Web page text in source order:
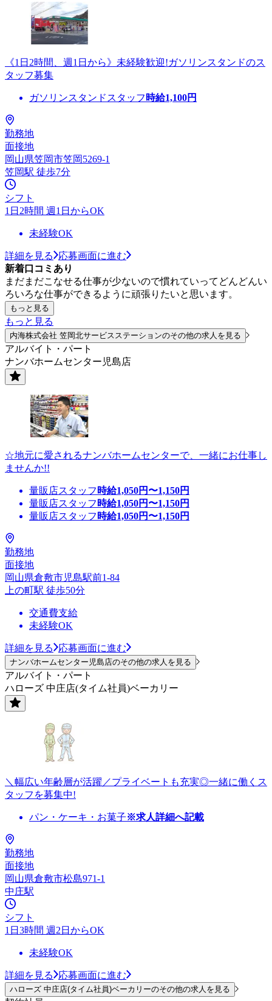
《1日2時間、週1日から》未経験歓迎!ガソリンスタンドのス
タッフ募集
ガソリンスタンドスタッフ 時給1,100円
勤務地
面接地
岡山県笠岡市笠岡5269-1
笠岡駅 徒歩7分
シフト
1日2時間 週1日からOK
未経験OK
詳細を見る
応募画面に進む
新着口コミあり
まだまだこなせる仕事が少ないので慣れていってどんどんい
ろいろな仕事ができるように頑張りたいと思います。
もっと見る
もっと見る
内海株式会社 笠岡北サービスステーションのその他の求人を見る
アルバイト・パート
ナンバホームセンター児島店
☆地元に愛されるナンバホームセンターで、一緒にお仕事し
ませんか!!
量販店スタッフ 時給1,050円〜1,150円
量販店スタッフ 時給1,050円〜1,150円
量販店スタッフ 時給1,050円〜1,150円
勤務地
面接地
岡山県倉敷市児島駅前1-84
上の町駅 徒歩50分
交通費支給
未経験OK
詳細を見る 応募画面に進む
ナンバホームセンター児島店のその他の求人を見る
アルバイト・パート
ハローズ 中庄店(タイム社員)ベーカリー
＼幅広い年齢層が活躍／プライベートも充実◎一緒に働くス
タッフを募集中!
パン・ケーキ・お菓子※求人詳細へ記載
勤務地
面接地
岡山県倉敷市松島971-1
中庄駅
シフト
1日3時間 週2日からOK
未経験OK
詳細を見る 応募画面に進む
ハローズ 中庄店(タイム社員)ベーカリーのその他の求人を見る